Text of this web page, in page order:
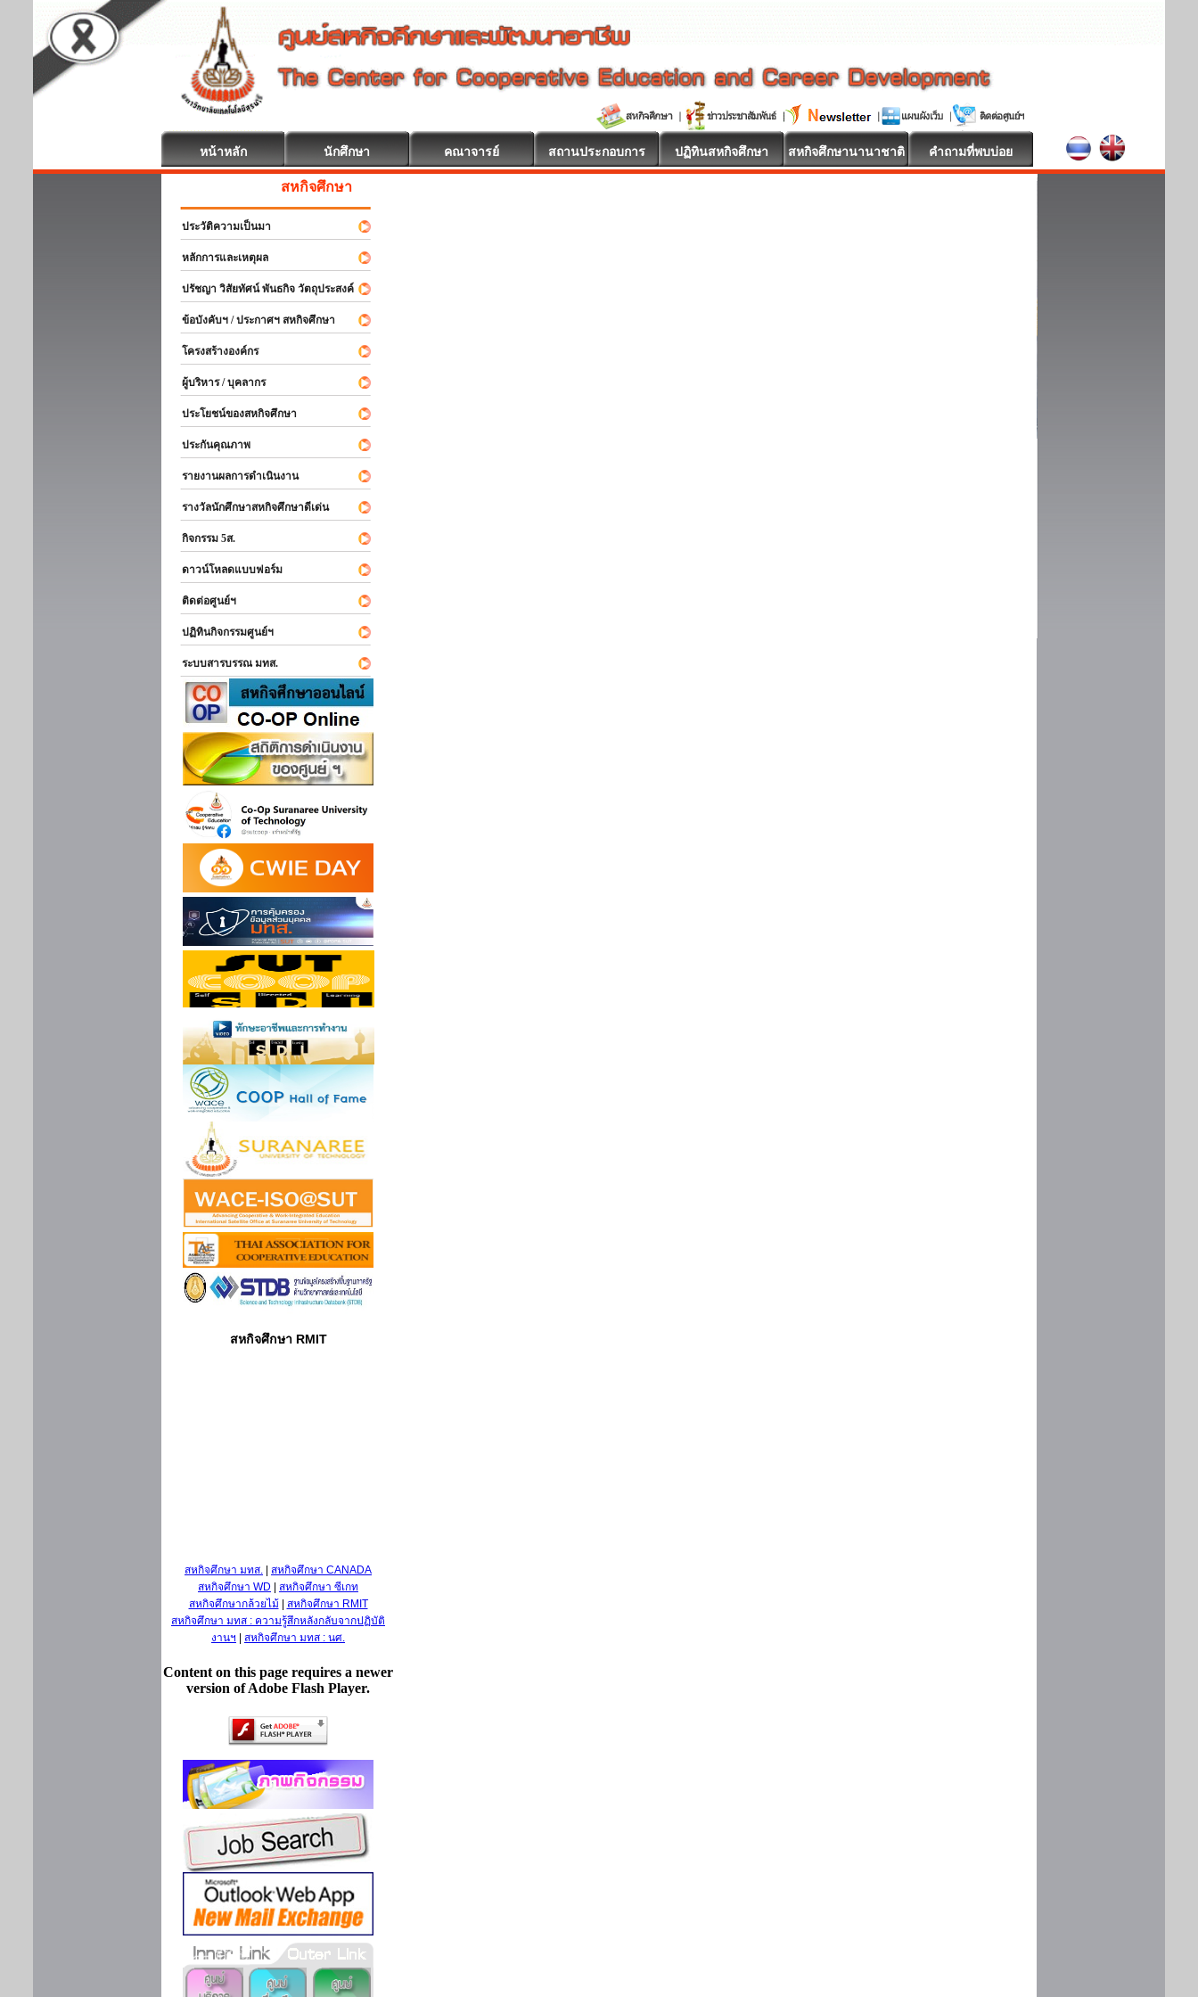
หน้าหลัก นักศึกษา คณาจารย์ สถานประกอบการ ปฏิทินสหกิจศึกษา สหกิจศึกษานานาชาติ คำถามที่พบบ่อย
สหกิจศึกษา ยินดีต้อนรับ
ประวัติความเป็นมา
หลักการและเหตุผล
ปรัชญา วิสัยทัศน์ พันธกิจ วัตถุประสงค์
ข้อบังคับฯ / ประกาศฯ สหกิจศึกษา
โครงสร้างองค์กร
ผู้บริหาร / บุคลากร
ประโยชน์ของสหกิจศึกษา
ประกันคุณภาพ
รายงานผลการดำเนินงาน
รางวัลนักศึกษาสหกิจศึกษาดีเด่น
กิจกรรม 5ส.
ดาวน์โหลดแบบฟอร์ม
ติดต่อศูนย์ฯ
ปฏิทินกิจกรรมศูนย์ฯ
ระบบสารบรรณ มทส.
สหกิจศึกษา RMIT
สหกิจศึกษา มทส.
สหกิจศึกษา CANADA
สหกิจศึกษา WD
สหกิจศึกษา ซีเกท
สหกิจศึกษากล้วยไม้
สหกิจศึกษา RMIT
สหกิจศึกษา มทส : ความรู้สึกหลังกลับจากปฏิบัติ
งานฯ
สหกิจศึกษา มทส : นศ.
Content on this page requires a newer
version of Adobe Flash Player.